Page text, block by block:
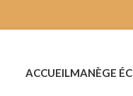
ACCUEIL MANÈGE